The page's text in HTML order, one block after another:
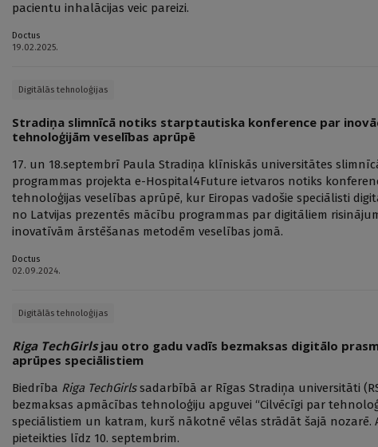
pacientu inhalācijas veic pareizi.
Doctus
19.02.2025.
Digitālās tehnoloģijas
Stradiņa slimnīcā notiks starptautiska konference par
tehnoloģijām veselības aprūpē
17. un 18.septembrī Paula Stradiņa klīniskās universitātes
programmas projekta e-Hospital4Future ietvaros notiks
tehnoloģijas veselības aprūpē, kur Eiropas vadošie speciālisti
no Latvijas prezentēs mācību programmas par digitāliem
inovatīvām ārstēšanas metodēm veselības jomā.
Doctus
02.09.2024.
Digitālās tehnoloģijas
Riga TechGirlsjau otro gadu vadīs bezmaksas digitālo
aprūpes speciālistiem
Biedrība Riga TechGirlssadarbībā ar Rīgas Stradiņa universitāti
bezmaksas apmācības tehnoloģiju apguvei “Cilvēcīgi par
speciālistiem un katram, kurš nākotnē vēlas strādāt šajā nozarē.
pieteikties līdz 10. septembrim.